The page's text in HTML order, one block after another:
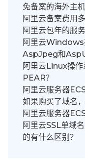
免备案的海外主
阿里云备案费用
阿里云包年的服
阿里云Windows
AspJpeg和
阿里云Linux操
PEAR？
阿里云服务器
如果购买了域名
阿里云服务器
阿里云SSL单域
的有什么区别？